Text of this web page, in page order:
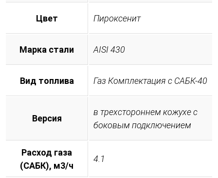
Цвет Пироксенит
Марка стали AISI 430
Вид топлива Газ Комплектация с САБК-40
Версия
в трехстороннем кожухе с
боковым подключением
Расход газа
(САБК), м3/ч
4.1